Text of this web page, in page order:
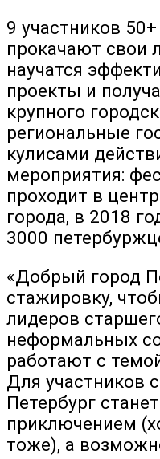
9 участников
прокачают свои
научатся
проекты и
крупного
региональные
кулисами
мероприятия:
проходит в
города, в 2018
3000
«Добрый город
стажировку,
лидеров
неформальных
работают с
Для участников
Петербург
приключением
тоже), а